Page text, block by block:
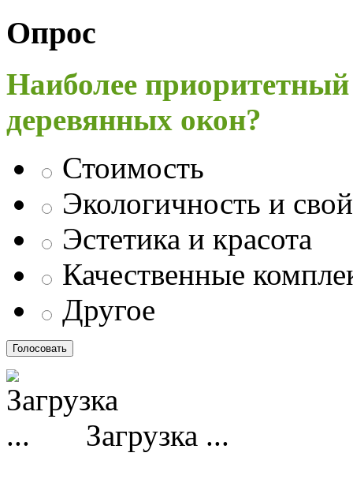
Опрос
Наиболее
деревянных окон?
Стоимость
Экологичность и
Эстетика и красота
Качественные
Другое
Загрузка ...